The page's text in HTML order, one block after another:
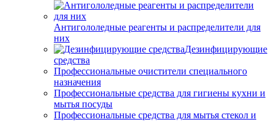
Антигололедные реагенты и распределители для
них
Дезинфицирующие
средства
Профессиональные очистители специального
назначения
Профессиональные средства для гигиены кухни и
мытья посуды
Профессиональные средства для мытья стекол и